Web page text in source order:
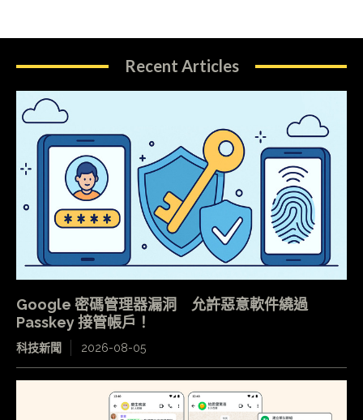
Recent Articles
Google 密碼管理器漏洞 允許惡意軟件繞過
Passkey 接管帳戶！
科技新聞 2026-08-05